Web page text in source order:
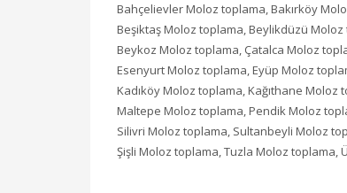
Bahçelievler Moloz toplama, Bakırköy
Beşiktaş Moloz toplama, Beylikdüzü
Beykoz Moloz toplama, Çatalca Moloz
Esenyurt Moloz toplama, Eyüp Moloz
Kadıköy Moloz toplama, Kağıthane
Maltepe Moloz toplama, Pendik Moloz
Silivri Moloz toplama, Sultanbeyli Moloz
Şişli Moloz toplama, Tuzla Moloz